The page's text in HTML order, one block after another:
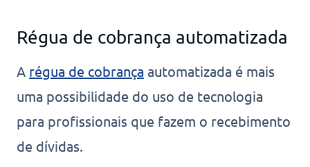
Régua de cobrança automatizada
A régua de cobrança automatizada é mais
uma possibilidade do uso de tecnologia
para profissionais que fazem o recebimento
de dívidas.